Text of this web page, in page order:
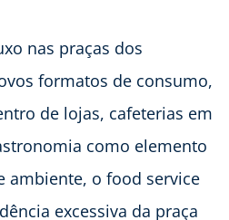
nas praças dos
formatos de consumo,
de lojas, cafeterias em
como elemento
ambiente, o food service
excessiva da praça